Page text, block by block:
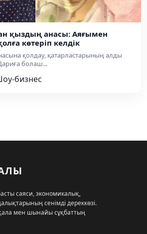
қыздың анасы: Аяғымен
көтеріп келдік
қолдау, қатарластарының алды
болаш...
бизнес
басты саяси, экономикалық,
сенімді дереккөзі.
мен шынайы сұқбаттың